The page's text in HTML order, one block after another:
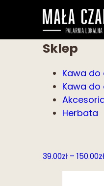
Sklep
Kawa
Kawa do
Herbata
39.00zł – 150.00zł